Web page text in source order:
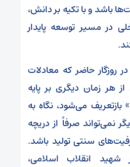
باشد و با تکیه بر دانش،
در مسیر توسعه پایدار
روزگار حاضر که معادلات
هر زمان دیگری بر پایه
بازتعریف می‌شود، نگاه به
نمی‌تواند صرفاً از دریچه
سنتی تولید باشد.
شهید انقلاب اسلامی،